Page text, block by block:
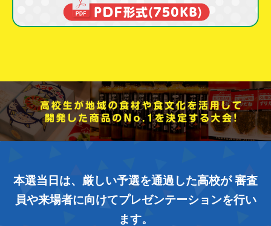
本選当日は、厳しい予選を通過した高校が審査
員や来場者に向けてプレゼンテーションを行い
ます。